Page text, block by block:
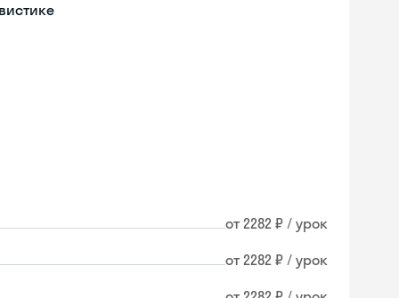
от 2282 ₽ / урок
от 2282 ₽ / урок